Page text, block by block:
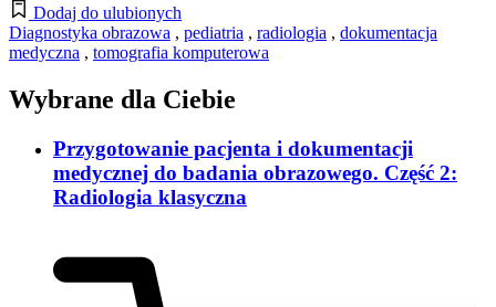
Dodaj do ulubionych
Diagnostyka obrazowa , pediatria , radiologia , dokumentacja
medyczna , tomografia komputerowa
Wybrane dla Ciebie
Przygotowanie pacjenta i dokumentacji
medycznej do badania obrazowego. Część 2:
Radiologia klasyczna